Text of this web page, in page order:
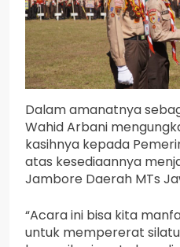
Dalam amanatnya
Wahid Arbani
kasihnya kepada
atas kesediaannya
Jambore Daerah MTs
“Acara ini bisa kita
untuk mempererat